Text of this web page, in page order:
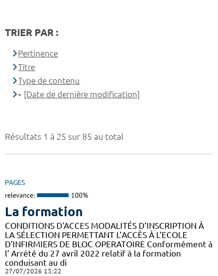
Résultats 1 à 25 sur 85 au total
PAGES
relevance: 100%
La formation
CONDITIONS D'ACCES MODALITÉS D’INSCRIPTION À
LA SÉLECTION PERMETTANT L’ACCÈS À L’ECOLE
D’INFIRMIERS DE BLOC OPERATOIRE Conformément à
l’ Arrêté du 27 avril 2022 relatif à la formation
conduisant au di
27/07/2026 13:22
TRIER PAR :
Pertinence
Titre
Type de contenu
[Date de dernière modification]